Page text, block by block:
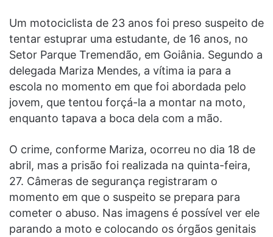
Um motociclista de 23 anos foi preso suspeito de
tentar estuprar uma estudante, de 16 anos, no
Setor Parque Tremendão, em Goiânia. Segundo a
delegada Mariza Mendes, a vítima ia para a
escola no momento em que foi abordada pelo
jovem, que tentou forçá-la a montar na moto,
enquanto tapava a boca dela com a mão.
O crime, conforme Mariza, ocorreu no dia 18 de
abril, mas a prisão foi realizada na quinta-feira,
27. Câmeras de segurança registraram o
momento em que o suspeito se prepara para
cometer o abuso. Nas imagens é possível ver ele
parando a moto e colocando os órgãos genitais